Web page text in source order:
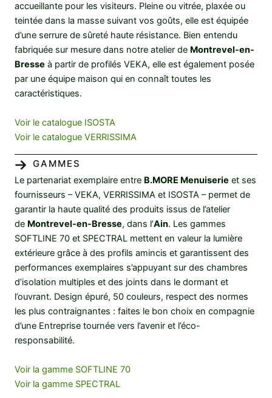
accueillante pour les visiteurs. Pleine ou vitrée, plaxée ou
teintée dans la masse suivant vos goûts, elle est équipée
d’une serrure de sûreté haute résistance. Bien entendu
fabriquée sur mesure dans notre atelier de Montrevel-en-
Bresse à partir de profilés VEKA, elle est également posée
par une équipe maison qui en connaît toutes les
caractéristiques.
Voir le catalogue ISOSTA
Voir le catalogue VERRISSIMA
GAMMES
Le partenariat exemplaire entre B.MORE Menuiserie et ses
fournisseurs – VEKA, VERRISSIMA et ISOSTA – permet de
garantir la haute qualité des produits issus de l’atelier
de Montrevel-en-Bresse, dans l’Ain. Les gammes
SOFTLINE 70 et SPECTRAL mettent en valeur la lumière
extérieure grâce à des profils amincis et garantissent des
performances exemplaires s’appuyant sur des chambres
d’isolation multiples et des joints dans le dormant et
l’ouvrant. Design épuré, 50 couleurs, respect des normes
les plus contraignantes : faites le bon choix en compagnie
d’une Entreprise tournée vers l’avenir et l’éco-
responsabilité.
Voir la gamme SOFTLINE 70
Voir la gamme SPECTRAL